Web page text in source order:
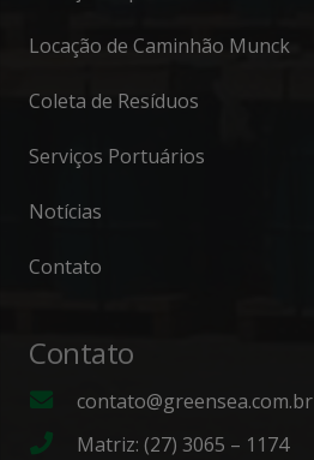
Locação de Caminhão Munck
Coleta de Resíduos
Serviços Portuários
Notícias
Contato
Contato
contato@greensea.com.br
Matriz: (27) 3065 – 1174